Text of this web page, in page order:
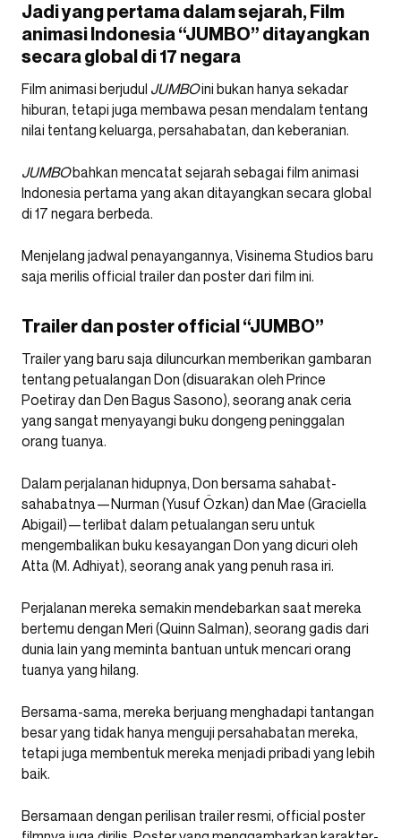
Jadi yang pertama dalam sejarah, Film
animasi Indonesia “JUMBO” ditayangkan
secara global di 17 negara
Film animasi berjudul JUMBOini bukan hanya sekadar
hiburan, tetapi juga membawa pesan mendalam tentang
nilai tentang keluarga, persahabatan, dan keberanian.
JUMBObahkan mencatat sejarah sebagai film animasi
Indonesia pertama yang akan ditayangkan secara global
di 17 negara berbeda.
Menjelang jadwal penayangannya, Visinema Studios baru
saja merilis official trailer dan poster dari film ini.
Trailer dan poster official “JUMBO”
Trailer yang baru saja diluncurkan memberikan gambaran
tentang petualangan Don (disuarakan oleh Prince
Poetiray dan Den Bagus Sasono), seorang anak ceria
yang sangat menyayangi buku dongeng peninggalan
orang tuanya.
Dalam perjalanan hidupnya, Don bersama sahabat-
sahabatnya—Nurman (Yusuf Özkan) dan Mae (Graciella
Abigail)—terlibat dalam petualangan seru untuk
mengembalikan buku kesayangan Don yang dicuri oleh
Atta (M. Adhiyat), seorang anak yang penuh rasa iri.
Perjalanan mereka semakin mendebarkan saat mereka
bertemu dengan Meri (Quinn Salman), seorang gadis dari
dunia lain yang meminta bantuan untuk mencari orang
tuanya yang hilang.
Bersama-sama, mereka berjuang menghadapi tantangan
besar yang tidak hanya menguji persahabatan mereka,
tetapi juga membentuk mereka menjadi pribadi yang lebih
baik.
Bersamaan dengan perilisan trailer resmi, official poster